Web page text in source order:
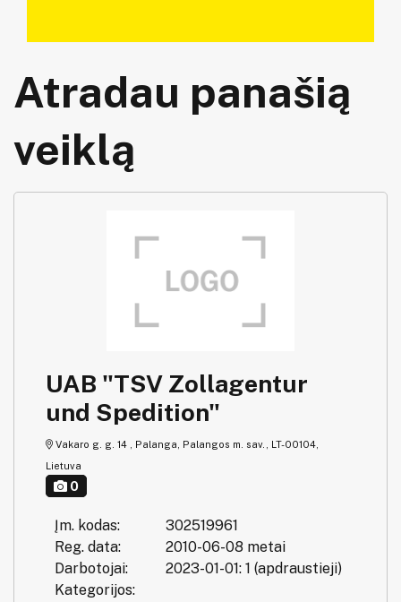
Atradau panašią
veiklą
UAB "TSV Zollagentur
und Spedition"
Vakaro g. g. 14 , Palanga, Palangos m. sav., LT-00104,
Lietuva
0
Įm. kodas:
302519961
Reg. data:
2010-06-08 metai
Darbotojai:
2023-01-01: 1 (apdraustieji)
Kategorijos: